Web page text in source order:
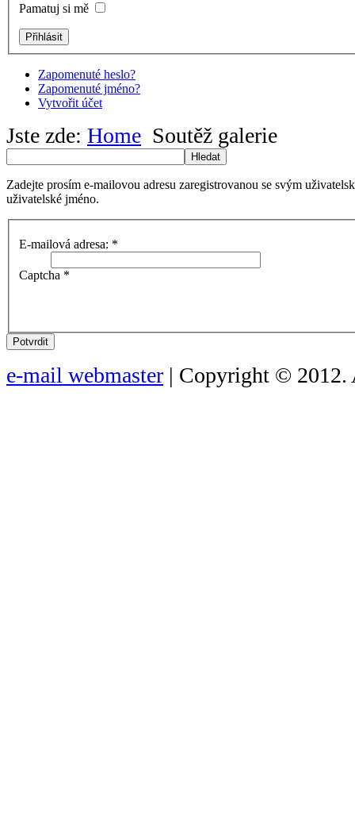
Pamatuj si mě
Zapomenuté heslo?
Zapomenuté jméno?
Vytvořit účet
Jste zde: Home Soutěž galerie
Hledat
Zadejte prosím e-mailovou adresu zaregistrovanou se svým
uživatelské jméno.
E-mailová adresa: *
Captcha *
Potvrdit
e-mail webmaster | Copyright © 2012.